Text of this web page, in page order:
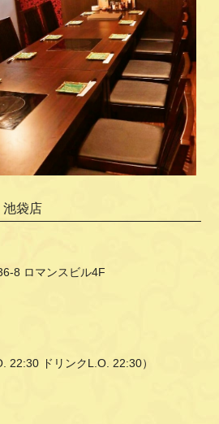
袋店
8 ロマンスビル4F
22:30 ドリンクL.O. 22:30）